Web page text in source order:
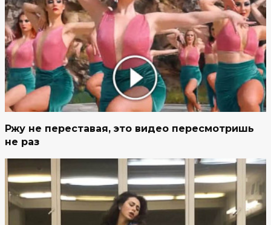
Ржу не переставая, это видео пересмотришь
не раз